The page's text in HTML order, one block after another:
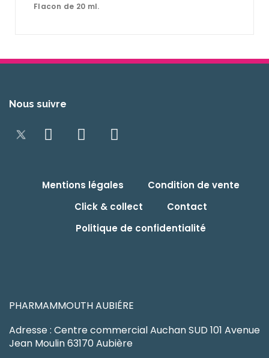
Flacon de 20 ml.
Nous suivre
Mentions légales
Condition de vente
Click & collect
Contact
Politique de confidentialité
PHARMAMMOUTH AUBIÉRE
Adresse : Centre commercial Auchan SUD 101 Avenue
Jean Moulin 63170 Aubière